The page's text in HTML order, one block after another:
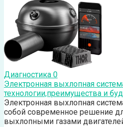
Диагностика 0
Электронная выхлопная
технологии,преимущества и
Электронная выхлопная
собой современное решение
выхлопными газами